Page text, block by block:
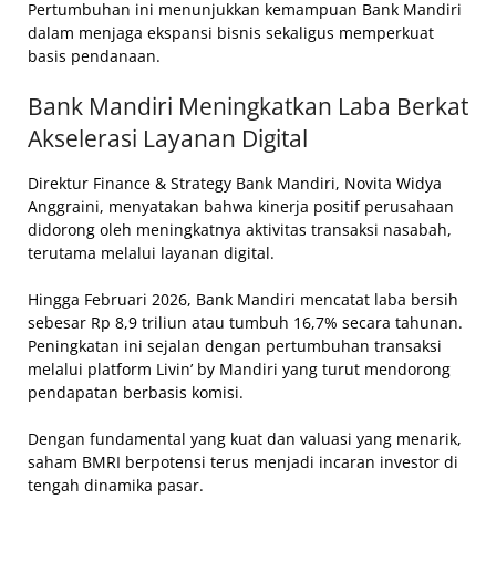
Pertumbuhan ini menunjukkan kemampuan Bank Mandiri
dalam menjaga ekspansi bisnis sekaligus memperkuat
basis pendanaan.
Bank Mandiri Meningkatkan Laba Berkat
Akselerasi Layanan Digital
Direktur Finance & Strategy Bank Mandiri, Novita Widya
Anggraini, menyatakan bahwa kinerja positif perusahaan
didorong oleh meningkatnya aktivitas transaksi nasabah,
terutama melalui layanan digital.
Hingga Februari 2026, Bank Mandiri mencatat laba bersih
sebesar Rp 8,9 triliun atau tumbuh 16,7% secara tahunan.
Peningkatan ini sejalan dengan pertumbuhan transaksi
melalui platform Livin’ by Mandiri yang turut mendorong
pendapatan berbasis komisi.
Dengan fundamental yang kuat dan valuasi yang menarik,
saham BMRI berpotensi terus menjadi incaran investor di
tengah dinamika pasar.